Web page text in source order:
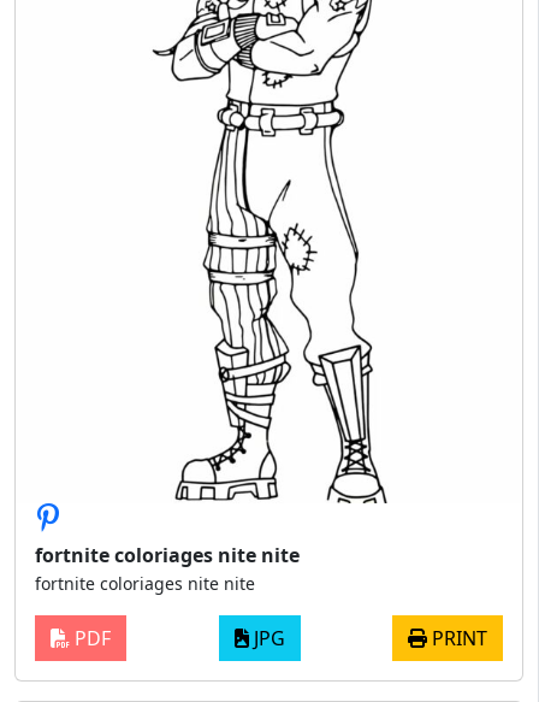
fortnite coloriages nite nite
fortnite coloriages nite nite
PDF JPG PRINT